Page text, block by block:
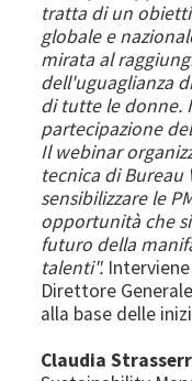
tratta di un
globale e
mirata al
dell'uguaglianza
di tutte le donne.
partecipazione
Il webinar
tecnica di Bureau
sensibilizzare le
opportunità che
futuro della
talenti".
Direttore
alla base delle
Claudia